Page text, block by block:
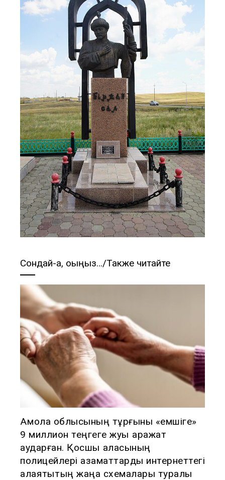
Сондай-ақ, оқыңыз…/Также читайте
Ақмола облысының тұрғыны «емшіге»
9 миллион теңгеге жуық қаражат
аударған. Қосшы қаласының
полицейлері азаматтарды интернеттегі
алаяқтықтың жаңа схемалары туралы